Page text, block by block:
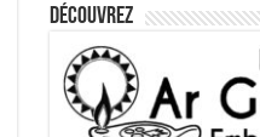
Découvrez